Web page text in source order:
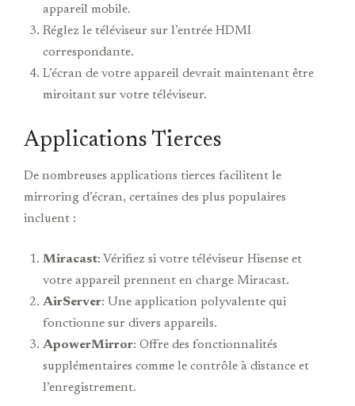
appareil mobile.
Réglez le téléviseur sur l’entrée HDMI
correspondante.
L’écran de votre appareil devrait maintenant être
miroitant sur votre téléviseur.
Applications Tierces
De nombreuses applications tierces facilitent le
mirroring d’écran, certaines des plus populaires
incluent :
Miracast: Vérifiez si votre téléviseur Hisense et
votre appareil prennent en charge Miracast.
AirServer: Une application polyvalente qui
fonctionne sur divers appareils.
ApowerMirror: Offre des fonctionnalités
supplémentaires comme le contrôle à distance et
l’enregistrement.